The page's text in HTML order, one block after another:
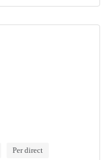
Per direct